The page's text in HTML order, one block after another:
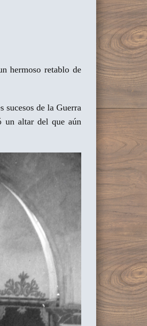
hermoso retablo de
sucesos de la Guerra
un altar del que aún